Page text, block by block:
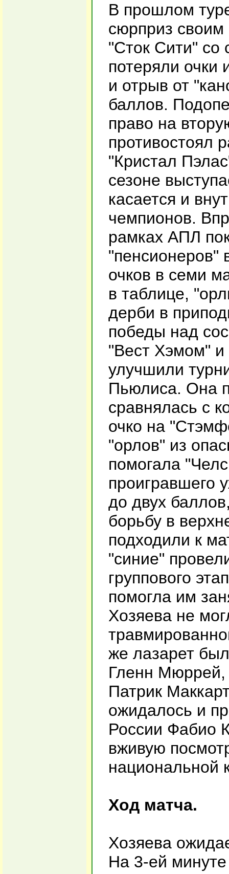
В прошлом
сюрприз своим
"Сток Сити" со
потеряли очки
и отрыв от
баллов.
право на
противостоял
"Кристал
сезоне
касается и
чемпионов.
рамках АПЛ
"пенсионеров"
очков в семи
в таблице,
дерби в
победы над
"Вест Хэмом"
улучшили
Пьюлиса. Она
сравнялась с
очко на
"орлов" из
помогала
проигравшего
до двух
борьбу в
подходили к
"синие"
группового
помогла им
Хозяева не
же лазарет
Гленн Мюррей,
Патрик
ожидалось и
России Фабио
вживую
национальной
Ход матча.
Хозяева
На 3-ей